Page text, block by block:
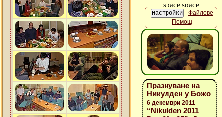
Файлове
Помощ
Празнуване на
Никулден у Божо
6 декември 2011
“Nikulden 2011